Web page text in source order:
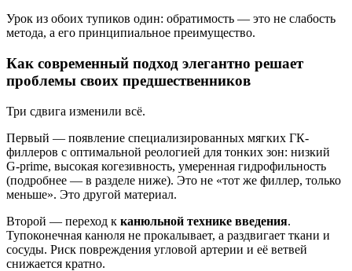
Урок из обоих тупиков один: обратимость — это не слабость
метода, а его принципиальное преимущество.
Как современный подход элегантно решает
проблемы своих предшественников
Три сдвига изменили всё.
Первый — появление специализированных мягких ГК-
филлеров с оптимальной реологией для тонких зон: низкий
G-prime, высокая когезивность, умеренная гидрофильность
(подробнее — в разделе ниже). Это не «тот же филлер, только
меньше». Это другой материал.
Второй — переход к канюльной технике введения.
Тупоконечная канюля не прокалывает, а раздвигает ткани и
сосуды. Риск повреждения угловой артерии и её ветвей
снижается кратно.